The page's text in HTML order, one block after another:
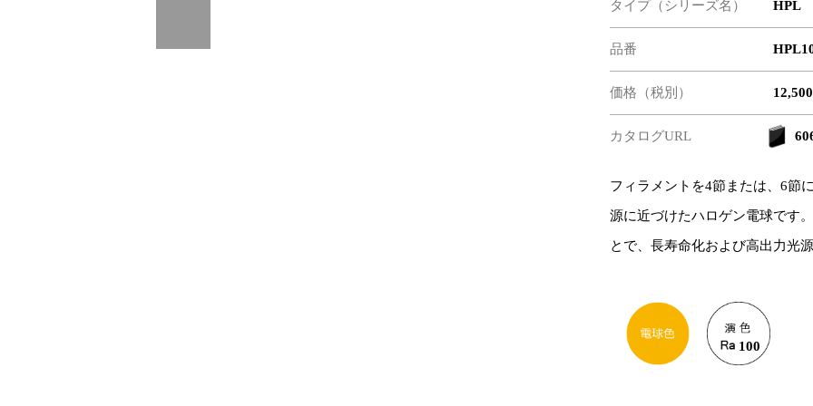
タイプ（シリーズ名） HPL
品番
価格（税別）
カタログURL
フィラメントを4節または、6節
源に近づけたハロゲン電球です
とで、長寿命化および高出力光
100